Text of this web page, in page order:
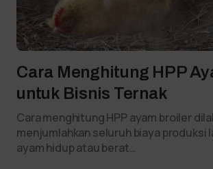
Cara Menghitung HPP
untuk Bisnis Ternak
Cara menghitung HPP ayam broiler
menjumlahkan seluruh biaya produksi
ayam hidup atau berat…